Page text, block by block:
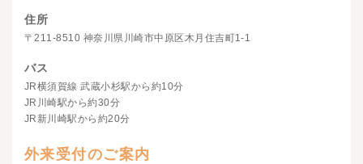
住所
〒211-8510 神奈川県川崎市中原区木月住吉町1-1
バス
JR横須賀線 武蔵小杉駅から約10分
JR川崎駅から約30分
JR新川崎駅から約20分
外来受付のご案内